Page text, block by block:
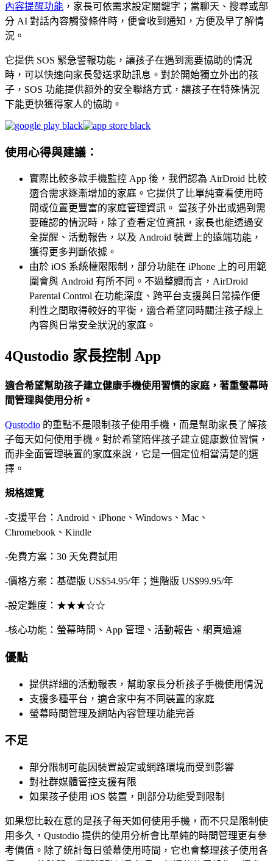
內容提醒功能 ，家長可依需求設定關鍵字；當聊天、搜尋或部
分 AI 對話內容觸發條件時，便會收到通知，方便及早了解情
況。
它提供 SOS 緊急警報功能，讓孩子在遇到需要協助的情況
時，可以快速向家長發送求助訊息。對於開始獨立外出的孩
子，SOS 功能提供額外的安全聯絡方式，讓孩子在特殊情況
下能更快獲得家人的協助。
使用心得與建議：
實際比較多款手機監控 App 後，我們認為 AirDroid 比較
適合需求逐漸增加的家庭。它提供了比單純查看使用時
間或位置更豐富的家庭管理資訊。 當孩子外出或遇到需
要確認的情況時，除了查看定位資訊，家長也能透過安
全提醒、活動報告，以及 Android 裝置上的遠端功能，
獲得更多判斷依據。
由於 iOS 系統權限限制，部分功能在 iPhone 上的可用範
圍會與 Android 有所不同。不過整體而言，AirDroid
Parental Control 在功能深度、跨平台支援與日常操作便
利性之間取得較好的平衡，適合希望同時關注孩子線上
內容與日常安全狀況的家庭。
4Qustodio 家長控制 App
適合希望幫助孩子建立健康手機使用習慣的家庭，著重螢幕時
間管理與使用分析。
Qustodio 的重點不是限制孩子使用手機，而是幫助家長了解孩
子每天如何使用手機。對於希望陪伴孩子建立健康數位習慣，
而非全面管理裝置的家庭來說，它是一個定位相當清楚的選
擇。
規格速覽
-支援平台：Android、iPhone、Windows、Mac、
Chromebook、Kindle
-免費方案：30 天免費試用
-價格方案：基礎版 US$54.95/年；進階版 US$99.95/年
-設定難度：★★★☆☆
-核心功能：螢幕時間、App 管理、活動報告、網頁過濾
優點
提供詳細的活動報表，幫助家長分析孩子手機使用情況
支援多種平台，適合家中有不同裝置的家庭
螢幕時間管理及網站內容管理功能完善
不足
部分限制可能因裝置設定或網路環境而受到影響
對社群媒體管控支援有限
如果孩子使用 iOS 裝置，則部分功能受到限制
如果您比較在意的是孩子每天如何使用手機，而不只是限制使
用多久，Qustodio 提供的使用分析會比單純的時間管理更有參
考價值。除了統計每日螢幕使用時間，它也會整理孩子使用各